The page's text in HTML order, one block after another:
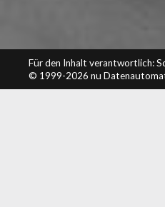
Für den Inhalt verantwortlich:
© 1999-2026 nu